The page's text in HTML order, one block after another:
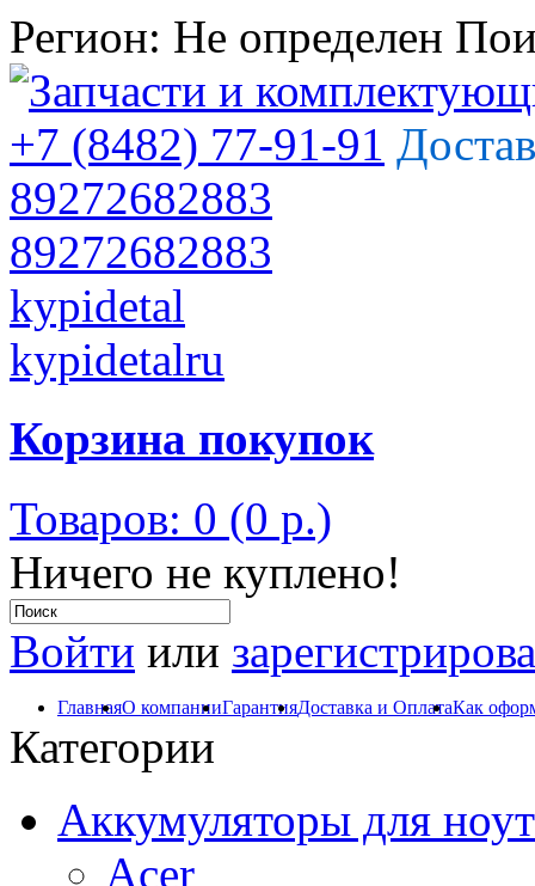
Регион: Не определен
+7 (8482) 77-91-91
89272682883
89272682883
kypidetal
kypidetalru
Корзина покупок
Товаров: 0 (0 р.)
Ничего не куплено!
Войти или
ГлавнаяО компанииГарантияДоставка и ОплатаКак
Категории
Аккумуляторы для
Acer